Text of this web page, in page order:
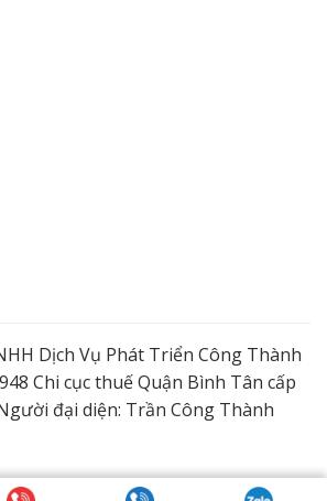
Dịch Vụ Phát Triển Công Thành
Chi cục thuế Quận Bình Tân cấp
đại diện: Trần Công Thành